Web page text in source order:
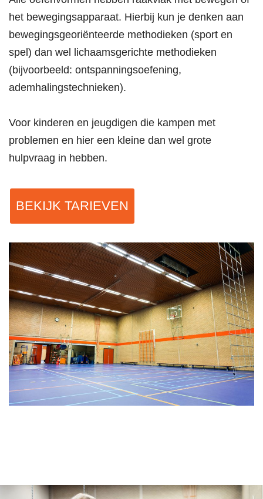
het bewegingsapparaat. Hierbij kun je denken aan
bewegingsgeoriënteerde methodieken (sport en
spel) dan wel lichaamsgerichte methodieken
(bijvoorbeeld: ontspanningsoefening,
ademhalingstechnieken).
Voor kinderen en jeugdigen die kampen met
problemen en hier een kleine dan wel grote
hulpvraag in hebben.
BEKIJK TARIEVEN